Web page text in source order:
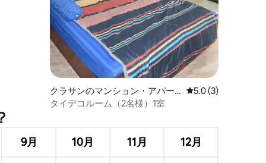
クラサンのマンション・アパー
ト
レビュー3件、5つ
5.0 (3)
タイデコルーム（2名様）1室
9月 10月 11月 12月